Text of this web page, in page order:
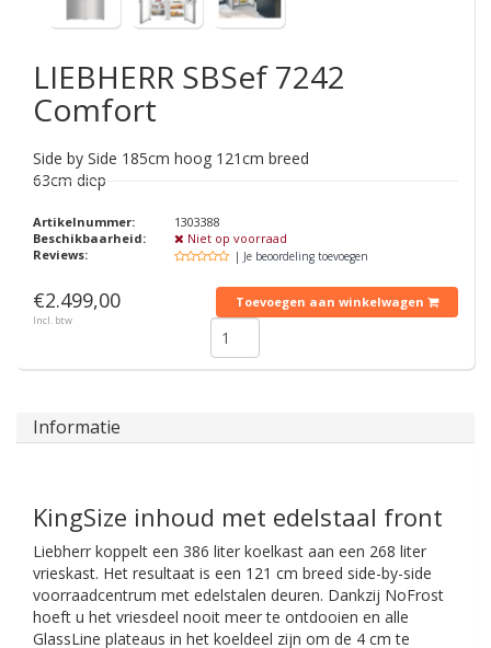
LIEBHERR SBSef 7242
Comfort
Side by Side 185cm hoog 121cm breed
63cm diep
Artikelnummer:
1303388
Beschikbaarheid:
Niet op voorraad
Reviews:
| Je beoordeling toevoegen
€2.499,00
Incl. btw
Toevoegen aan winkelwagen
Informatie
KingSize inhoud met edelstaal front
Liebherr koppelt een 386 liter koelkast aan een 268 liter
vrieskast. Het resultaat is een 121 cm breed side-by-side
voorraadcentrum met edelstalen deuren. Dankzij NoFrost
hoeft u het vriesdeel nooit meer te ontdooien en alle
GlassLine plateaus in het koeldeel zijn om de 4 cm te